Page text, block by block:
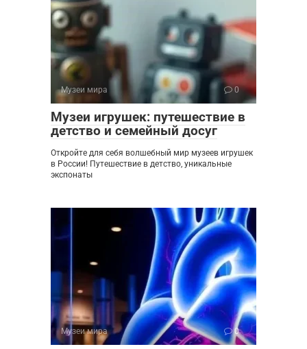
Музеи мира 0
Музеи игрушек: путешествие в
детство и семейный досуг
Откройте для себя волшебный мир музеев игрушек
в России! Путешествие в детство, уникальные
экспонаты
Музеи мира 0